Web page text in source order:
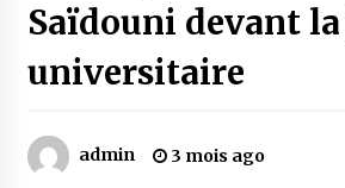
Oum el Gaïla / L’ogresse
4 ans ago
4 ans ago
Saïdouni devant la
universitaire
admin 3 mois ago